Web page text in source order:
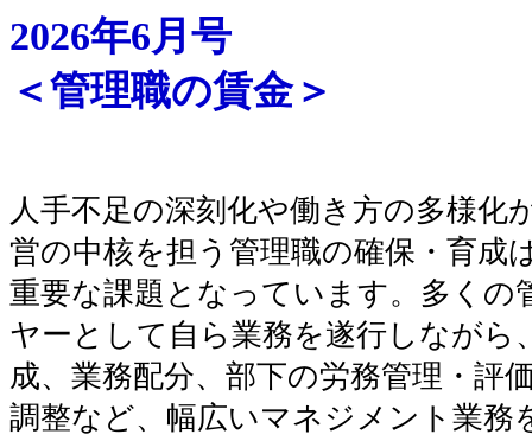
2026年6月号
＜管理職の賃金＞
人手不足の深刻化や働き方の多様化
営の中核を担う管理職の確保・育成
重要な課題となっています。多くの
ヤーとして自ら業務を遂行しながら
成、業務配分、部下の労務管理・評
調整など、幅広いマネジメント業務